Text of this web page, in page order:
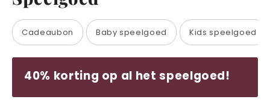
Cadeaubon Baby speelgoed Kids speelgoed
40% korting op al het speelgoed!